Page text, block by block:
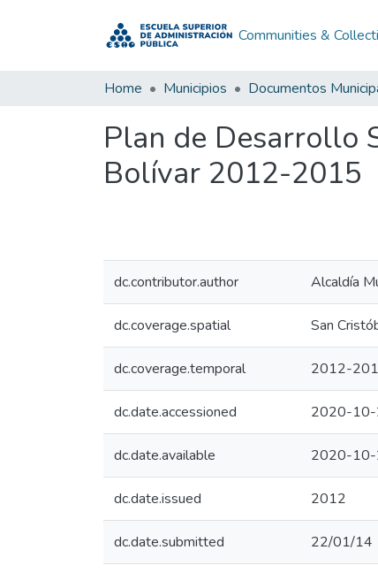
Communities &
Home Municipios Documentos
Plan de Desarrollo
Bolívar 2012-2015
dc.contributor.author Alcaldía
dc.coverage.spatial San
dc.coverage.temporal 2012-
dc.date.accessioned 2020-10-
dc.date.available 2020-10-
dc.date.issued 2012
dc.date.submitted 22/01/14